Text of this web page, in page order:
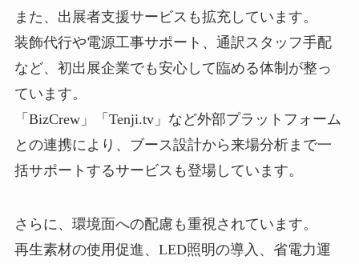
また、出展者支援サービスも拡充しています。
装飾代行や電源工事サポート、通訳スタッフ手配
など、初出展企業でも安心して臨める体制が整っ
ています。
「BizCrew」「Tenji.tv」など外部プラットフォーム
との連携により、ブース設計から来場分析まで一
括サポートするサービスも登場しています。
さらに、環境面への配慮も重視されています。
再生素材の使用促進、LED照明の導入、省電力運